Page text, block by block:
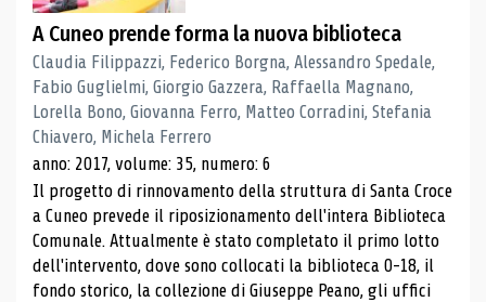
A Cuneo prende forma la nuova biblioteca
Claudia Filippazzi, Federico Borgna, Alessandro Spedale,
Fabio Guglielmi, Giorgio Gazzera, Raffaella Magnano,
Lorella Bono, Giovanna Ferro, Matteo Corradini, Stefania
Chiavero, Michela Ferrero
anno: 2017, volume: 35, numero: 6
Il progetto di rinnovamento della struttura di Santa Croce
a Cuneo prevede il riposizionamento dell'intera Biblioteca
Comunale. Attualmente è stato completato il primo lotto
dell'intervento, dove sono collocati la biblioteca 0-18, il
fondo storico, la collezione di Giuseppe Peano, gli uffici